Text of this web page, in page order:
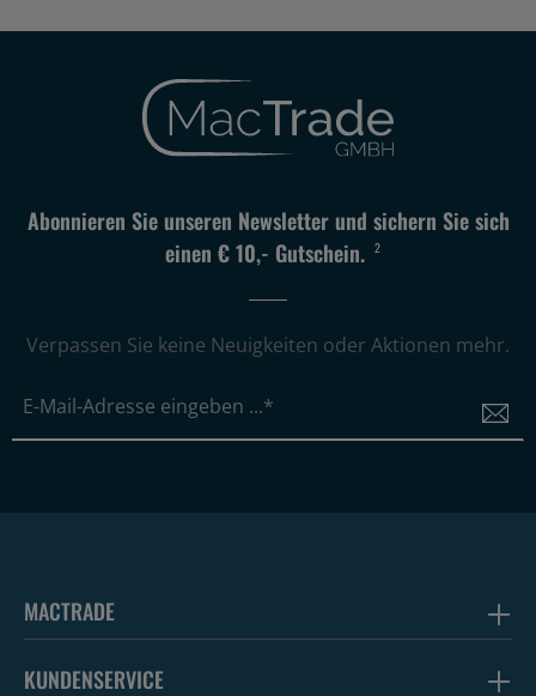
Abonnieren Sie unseren Newsletter und sichern Sie sich
einen € 10,- Gutschein. 2
Verpassen Sie keine Neuigkeiten oder Aktionen mehr.
MACTRADE
KUNDENSERVICE